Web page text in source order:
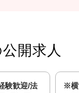
開求人
験歓迎/法
※横